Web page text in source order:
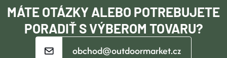
V
MÁTE OTÁZKY ALEBO POTREBUJETE
PORADIŤ S VÝBEROM TOVARU?
obchod@outdoormarket.cz